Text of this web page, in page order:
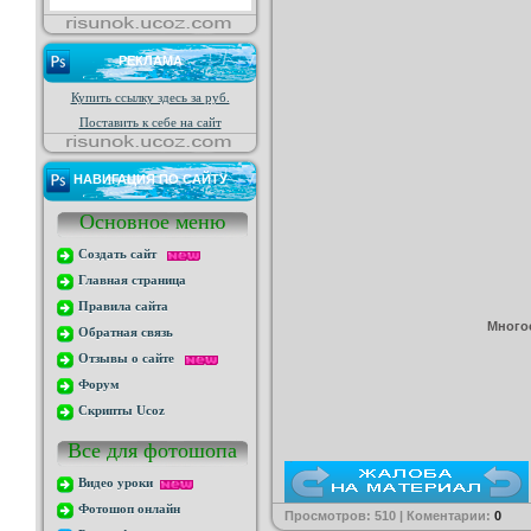
РЕКЛАМА
Купить ссылку здесь за руб.
Поставить к себе на сайт
НАВИГАЦИЯ ПО САЙТУ
Основное меню
Создать сайт
Главная страница
Правила сайта
Обратная связь
Отзывы о сайте
Форум
Скрипты Ucoz
Все для фотошопа
Видео уроки
Фотошоп онлайн
Просмотров: 510 | Коментарии: 0